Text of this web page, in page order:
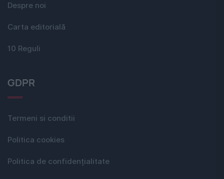
Despre noi
Carta editorială
10 Reguli
GDPR
Termeni si conditii
Politica cookies
Politica de confidențialitate